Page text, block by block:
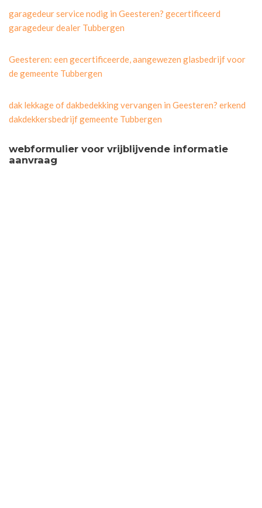
garagedeur service nodig in Geesteren? gecertificeerd
garagedeur dealer Tubbergen
Geesteren: een gecertificeerde, aangewezen glasbedrijf voor
de gemeente Tubbergen
dak lekkage of dakbedekking vervangen in Geesteren? erkend
dakdekkersbedrijf gemeente Tubbergen
webformulier voor vrijblijvende informatie
aanvraag